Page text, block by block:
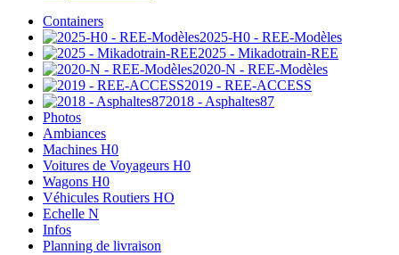
Containers
2025-H0 - REE-Modèles
2025 - Mikadotrain-REE
2020-N - REE-Modèles
2019 - REE-ACCESS
2018 - Asphaltes87
Photos
Ambiances
Machines H0
Voitures de Voyageurs H0
Wagons H0
Véhicules Routiers HO
Echelle N
Infos
Planning de livraison